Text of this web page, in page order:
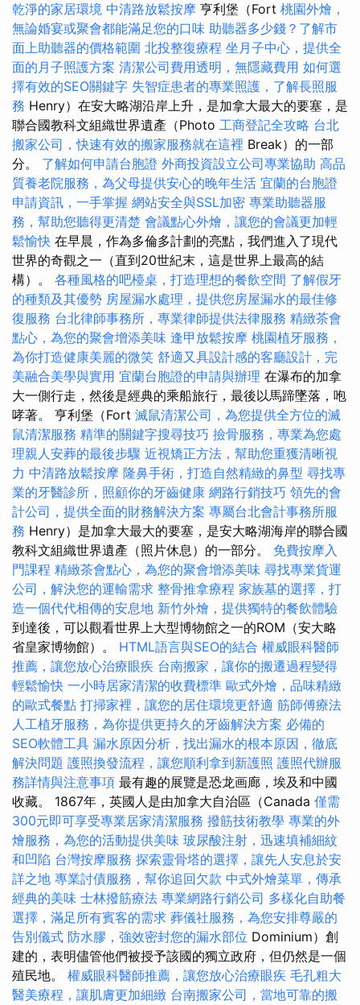
乾淨的家居環境 中清路放鬆按摩 亨利堡（Fort 桃園外燴，
無論婚宴或聚會都能滿足您的口味 助聽器多少錢？了解市
面上助聽器的價格範圍 北投整復療程 坐月子中心，提供全
面的月子照護方案 清潔公司費用透明，無隱藏費用 如何選
擇有效的SEO關鍵字 失智症患者的專業照護，了解長照服
務 Henry）在安大略湖沿岸上升，是加拿大最大的要塞，是
聯合國教科文組織世界遺產（Photo 工商登記全攻略 台北
搬家公司，快速有效的搬家服務就在這裡 Break）的一部
分。 了解如何申請台胞證 外商投資設立公司專業協助 高品
質養老院服務，為父母提供安心的晚年生活 宜蘭的台胞證
申請資訊，一手掌握 網站安全與SSL加密 專業助聽器服
務，幫助您聽得更清楚 會議點心外燴，讓您的會議更加輕
鬆愉快 在早晨，作為多倫多計劃的亮點，我們進入了現代
世界的奇觀之一（直到20世紀末，這是世界上最高的結
構）。 各種風格的吧檯桌，打造理想的餐飲空間 了解假牙
的種類及其優勢 房屋漏水處理，提供您房屋漏水的最佳修
復服務 台北律師事務所，專業律師提供法律服務 精緻茶會
點心，為您的聚會增添美味 逢甲放鬆按摩 桃園植牙服務，
為你打造健康美麗的微笑 舒適又具設計感的客廳設計，完
美融合美學與實用 宜蘭台胞證的申請與辦理 在瀑布的加拿
大一側行走，然後是經典的乘船旅行，最後以馬蹄墜落，咆
哮著。 亨利堡（Fort 滅鼠清潔公司，為您提供全方位的滅
鼠清潔服務 精準的關鍵字搜尋技巧 撿骨服務，專業為您處
理親人安葬的最後步驟 近視矯正方法，幫助您重獲清晰視
力 中清路放鬆按摩 隆鼻手術，打造自然精緻的鼻型 尋找專
業的牙醫診所，照顧你的牙齒健康 網路行銷技巧 領先的會
計公司，提供全面的財務解決方案 專屬台北會計事務所服
務 Henry）是加拿大最大的要塞，是安大略湖海岸的聯合國
教科文組織世界遺產（照片休息）的一部分。 免費按摩入
門課程 精緻茶會點心，為您的聚會增添美味 尋找專業貨運
公司，解決您的運輸需求 整骨推拿療程 家族墓的選擇，打
造一個代代相傳的安息地 新竹外燴，提供獨特的餐飲體驗
到達後，可以觀看世界上大型博物館之一的ROM（安大略
省皇家博物館）。 HTML語言與SEO的結合 權威眼科醫師
推薦，讓您放心治療眼疾 台南搬家，讓你的搬遷過程變得
輕鬆愉快 一小時居家清潔的收費標準 歐式外燴，品味精緻
的歐式餐點 打掃家裡，讓您的居住環境更舒適 筋師傅療法
人工植牙服務，為你提供更持久的牙齒解決方案 必備的
SEO軟體工具 漏水原因分析，找出漏水的根本原因，徹底
解決問題 護照換發流程，讓您順利拿到新護照 護照代辦服
務詳情與注意事項 最有趣的展覽是恐龙画廊，埃及和中國
收藏。 1867年，英國人是由加拿大自治區（Canada 僅需
300元即可享受專業居家清潔服務 撥筋技術教學 專業的外
燴服務，為您的活動提供美味 玻尿酸注射，迅速填補細紋
和凹陷 台灣按摩服務 探索靈骨塔的選擇，讓先人安息於安
詳之地 專業討債服務，幫你追回欠款 中式外燴菜單，傳承
經典的美味 士林撥筋療法 專業網路行銷公司 多樣化自助餐
選擇，滿足所有賓客的需求 葬儀社服務，為您安排尊嚴的
告別儀式 防水膠，強效密封您的漏水部位 Dominium）創
建的，表明儘管他們被授予該國的獨立政府，但仍然是一個
殖民地。 權威眼科醫師推薦，讓您放心治療眼疾 毛孔粗大
醫美療程，讓肌膚更加細緻 台南搬家公司，當地可靠的搬